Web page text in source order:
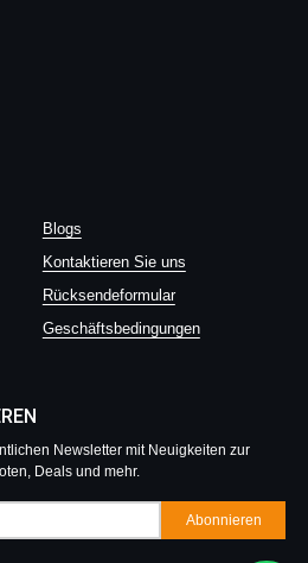
Blogs
Kontaktieren Sie uns
Rücksendeformular
Geschäftsbedingungen
Newsletter mit Neuigkeiten zur
Deals und mehr.
Abonnieren